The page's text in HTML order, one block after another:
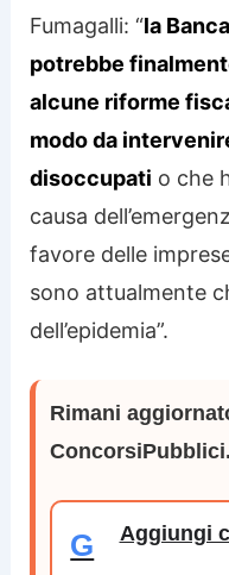
Fumagalli: “la
potrebbe
alcune riforme
modo da
disoccupati o che
causa
favore delle
sono attualmente
dell’epidemia”.
Rimani
G
Aggiungi